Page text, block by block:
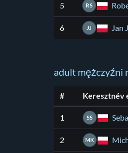
5 RS
6 JJ Jan
adult mężczyźni
# Keresztnév
1 SS
2 MK